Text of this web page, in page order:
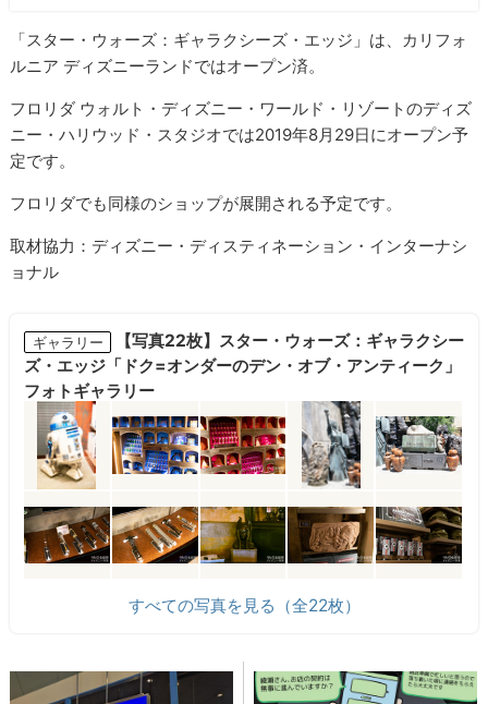
「スター・ウォーズ：ギャラクシーズ・エッジ」は、カリフォ
ルニア ディズニーランドではオープン済。
フロリダ ウォルト・ディズニー・ワールド・リゾートのディズ
ニー・ハリウッド・スタジオでは2019年8月29日にオープン予
定です。
フロリダでも同様のショップが展開される予定です。
取材協力：ディズニー・ディスティネーション・インターナシ
ョナル
ギャラリー
【写真22枚】スター・ウォーズ：ギャラクシー
ズ・エッジ「ドク=オンダーのデン・オブ・アンティーク」
フォトギャラリー
すべての写真を見る（全22枚）